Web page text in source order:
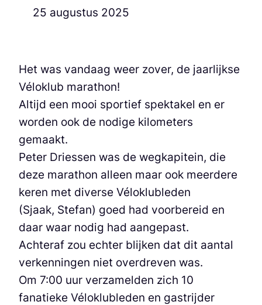
25 augustus 2025
Het was vandaag weer zover, de jaarlijkse
Véloklub marathon!
Altijd een mooi sportief spektakel en er
worden ook de nodige kilometers
gemaakt.
Peter Driessen was de wegkapitein, die
deze marathon alleen maar ook meerdere
keren met diverse Véloklubleden
(Sjaak, Stefan) goed had voorbereid en
daar waar nodig had aangepast.
Achteraf zou echter blijken dat dit aantal
verkenningen niet overdreven was.
Om 7:00 uur verzamelden zich 10
fanatieke Véloklubleden en gastrijder